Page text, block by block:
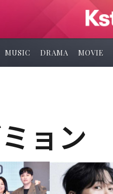
MUSIC DRAMA MOVIE
ョン